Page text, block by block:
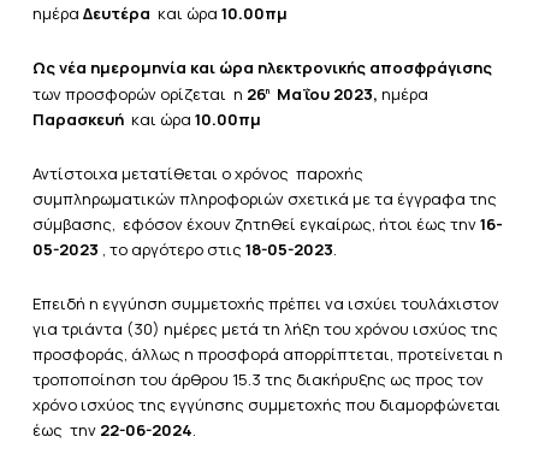
ημέρα Δευτέρα και ώρα 10.00πμ
Ως νέα ημερομηνία και ώρα ηλεκτρονικής αποσφράγισης
των προσφορών ορίζεται η 26ηΜαΐου 2023, ημέρα
Παρασκευή και ώρα 10.00πμ
Αντίστοιχα μετατίθεται ο χρόνος παροχής
συμπληρωματικών πληροφοριών σχετικά με τα έγγραφα της
σύμβασης, εφόσον έχουν ζητηθεί εγκαίρως, ήτοι έως την16-
05-2023 , το αργότερο στις 18-05-2023.
Επειδή η εγγύηση συμμετοχής πρέπει να ισχύει τουλάχιστον
για τριάντα (30) ημέρες μετά τη λήξη του χρόνου ισχύος της
προσφοράς, άλλως η προσφορά απορρίπτεται, προτείνεται η
τροποποίηση του άρθρου 15.3 της διακήρυξης ως προς τον
χρόνο ισχύος της εγγύησης συμμετοχής που διαμορφώνεται
έως την 22-06-2024.